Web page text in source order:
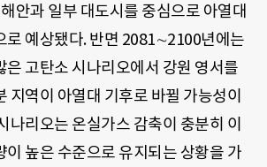
안과 일부 대도시를 중심으로 아열대
로 예상됐다. 반면 2081∼2100년에는
은 고탄소 시나리오에서 강원 영서를
지역이 아열대 기후로 바뀔 가능성이
나리오는 온실가스 감축이 충분히 이
이 높은 수준으로 유지되는 상황을 가